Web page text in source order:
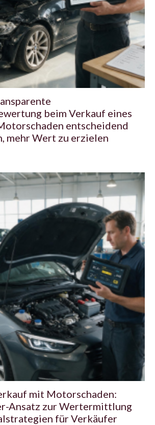
beim Verkauf eines
entscheidend
mehr Wert zu erzielen
mit Motorschaden:
Ansatz zur Wertermittlung
für Verkäufer